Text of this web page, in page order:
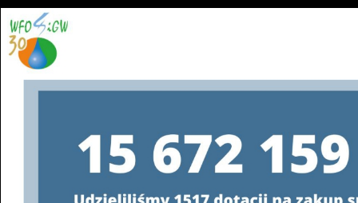
Konsultanci obsługujący infolinię,
o programie oraz wyjaśniać